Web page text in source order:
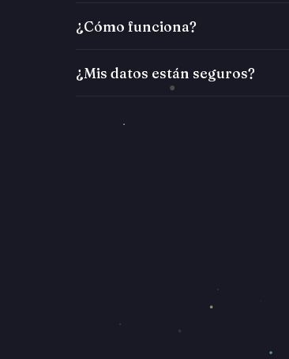
¿Cómo funciona?
¿Mis datos están seguros?